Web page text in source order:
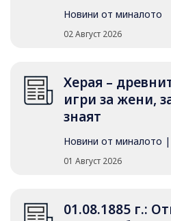
Новини от миналото
02 Август 2026
Херая –
игри за жени,
знаят
Новини от миналото |
01 Август 2026
01.08.1885 г.: